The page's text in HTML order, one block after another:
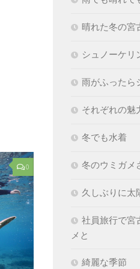
0
晴れた冬の宮
シュノーケリ
雨がふったら
それぞれの魅
冬でも水着
冬のウミガメ
久しぶりに太
社員旅行で宮
メと
綺麗な季節